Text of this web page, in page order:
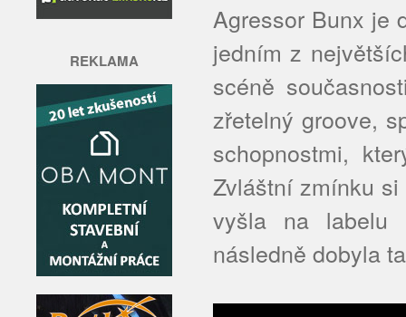
REKLAMA
Agressor Bunx je
jedním z
scéně
zřetelný groove,
schopnostmi,
Zvláštní zmínku si
vyšla na labelu
následně dobyla